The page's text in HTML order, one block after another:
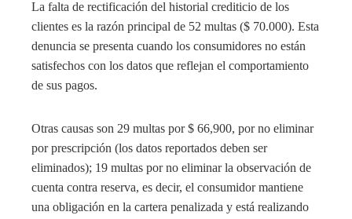
La falta de rectificación del historial crediticio de los
clientes es la razón principal de 52 multas ($ 70.000). Esta
denuncia se presenta cuando los consumidores no están
satisfechos con los datos que reflejan el comportamiento
de sus pagos.
Otras causas son 29 multas por $ 66,900, por no eliminar
por prescripción (los datos reportados deben ser
eliminados); 19 multas por no eliminar la observación de
cuenta contra reserva, es decir, el consumidor mantiene
una obligación en la cartera penalizada y está realizando